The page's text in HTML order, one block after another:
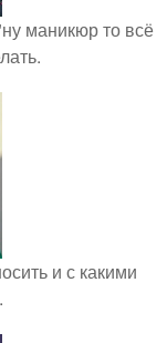
маникюр то всё
и с какими